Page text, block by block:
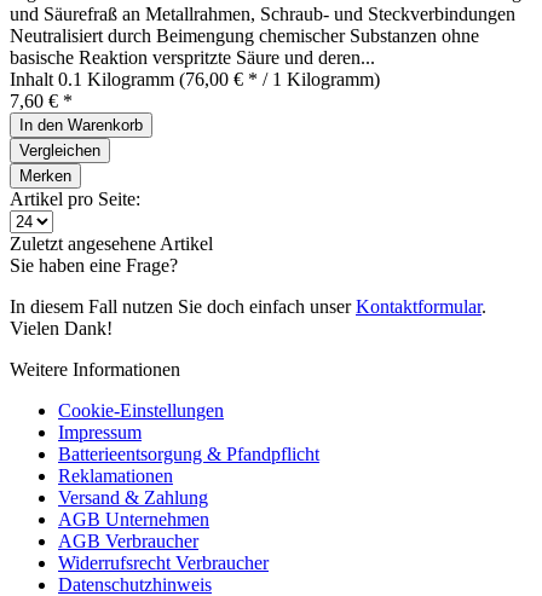
und Säurefraß an Metallrahmen, Schraub- und Steckverbindungen
Neutralisiert durch Beimengung chemischer Substanzen ohne
basische Reaktion verspritzte Säure und deren...
Inhalt 0.1 Kilogramm (76,00 € * / 1 Kilogramm)
7,60 € *
In den Warenkorb
Vergleichen
Merken
Artikel pro Seite:
Zuletzt angesehene Artikel
Sie haben eine Frage?
In diesem Fall nutzen Sie doch einfach unserKontaktformular.
Vielen Dank!
Weitere Informationen
Cookie-Einstellungen
Impressum
Batterieentsorgung & Pfandpflicht
Reklamationen
Versand & Zahlung
AGB Unternehmen
AGB Verbraucher
Widerrufsrecht Verbraucher
Datenschutzhinweis